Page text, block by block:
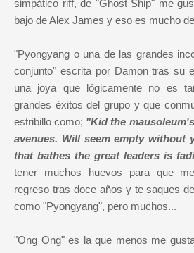
simpático riff, de "Ghost Ship" me
bajo de Alex James y eso es mucho
"Pyongyang o una de las grandes
conjunto" escrita por Damon tras su
una joya que lógicamente no es
grandes éxitos del grupo y que
estribillo como; "Kid the
avenues. Will seem empty without
that bathes the great leaders is
tener muchos huevos para que
regreso tras doce años y te saques
como "Pyongyang", pero muchos...
"Ong Ong" es la que menos me